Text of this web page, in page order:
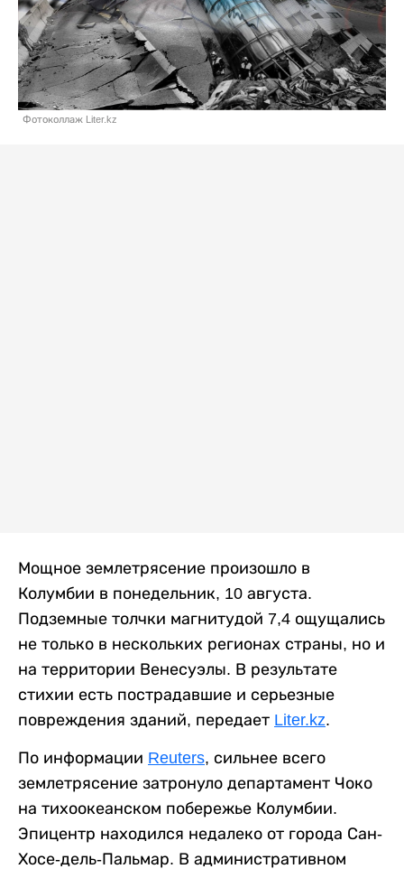
Фотоколлаж Liter.kz
Мощное землетрясение произошло в
Колумбии в понедельник, 10 августа.
Подземные толчки магнитудой 7,4 ощущались
не только в нескольких регионах страны, но и
на территории Венесуэлы. В результате
стихии есть пострадавшие и серьезные
повреждения зданий, передает Liter.kz.
По информации Reuters, сильнее всего
землетрясение затронуло департамент Чоко
на тихоокеанском побережье Колумбии.
Эпицентр находился недалеко от города Сан-
Хосе-дель-Пальмар. В административном